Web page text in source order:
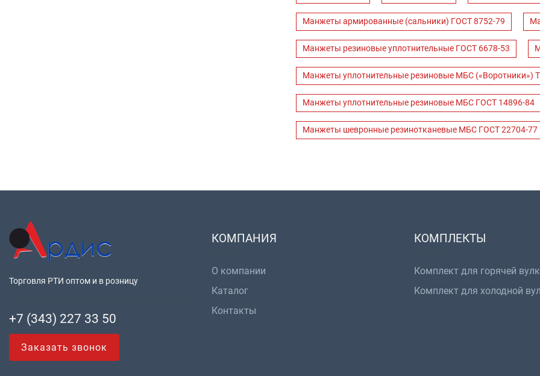
Манжеты армированные (сальники) ГОСТ 8752-79
Манжеты резиновые уплотнительные ГОСТ 6678-53
Манжеты уплотнительные резиновые МБС («Воротники»)
Манжеты уплотнительные резиновые МБС ГОСТ 14896-84
Манжеты шевронные резинотканевые МБС ГОСТ 22704-77
Торговля РТИ оптом и в розницу
+7 (343) 227 33 50
Заказать звонок
КОМПАНИЯ
О компании
Каталог
Контакты
КОМПЛЕКТЫ
Комплект для горячей
Комплект для холодной